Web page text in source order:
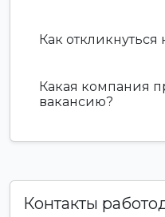
Как откликнуться
Какая компания
вакансию?
Контакты